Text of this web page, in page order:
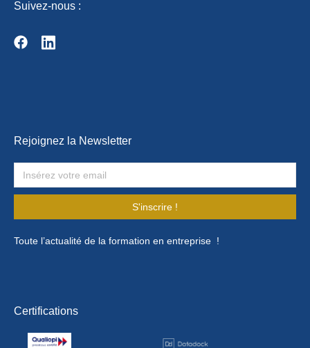
Suivez-nous :
Rejoignez la Newsletter
S'inscrire !
Toute l’actualité de la formation en entreprise !
Certifications